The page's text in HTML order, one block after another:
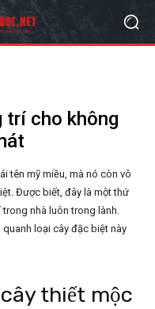
trí cho không
tên mỹ miều, mà nó còn vô
Được biết, đây là một thứ
nhà luôn trong lành.
loại cây đặc biệt này
thiết mộc